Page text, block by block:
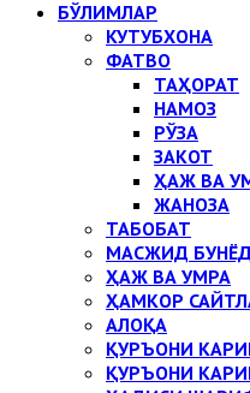
БЎЛИМЛАР
КУТУБХОНА
ФАТВО
ТАҲОРАТ
НАМОЗ
РЎЗА
ЗАКОТ
ҲАЖ ВА
ЖАНОЗА
ТАБОБАТ
МАСЖИД
ҲАЖ ВА УМРА
ҲАМКОР
АЛОҚА
ҚУРЪОНИ
ҚУРЪОНИ